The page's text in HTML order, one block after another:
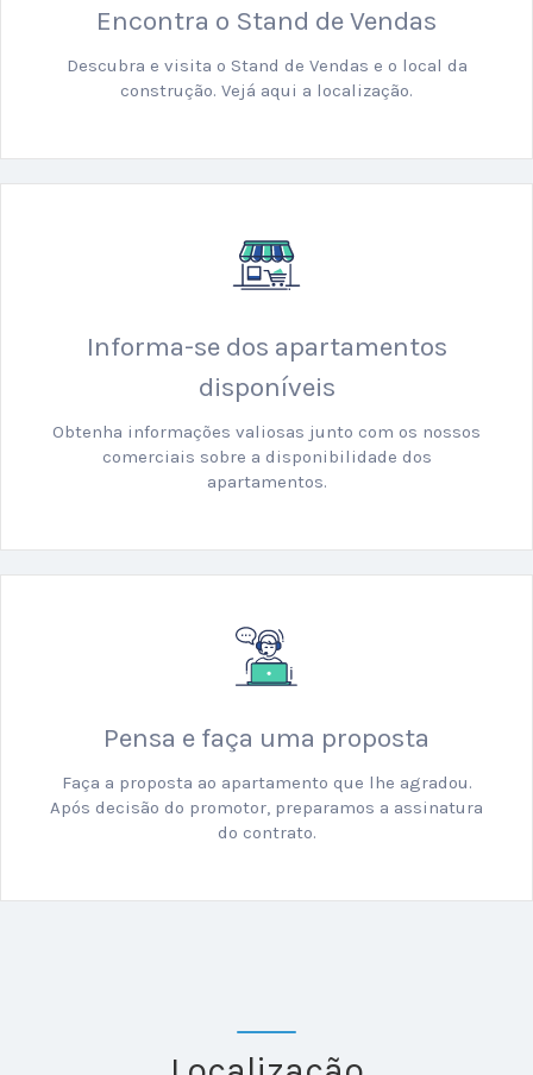
Encontra o Stand de Vendas
Descubra e visita o Stand de Vendas e o local da
construção. Vejá aqui a localização.
Informa-se dos apartamentos
disponíveis
Obtenha informações valiosas junto com os nossos
comerciais sobre a disponibilidade dos
apartamentos.
Pensa e faça uma proposta
Faça a proposta ao apartamento que lhe agradou.
Após decisão do promotor, preparamos a assinatura
do contrato.